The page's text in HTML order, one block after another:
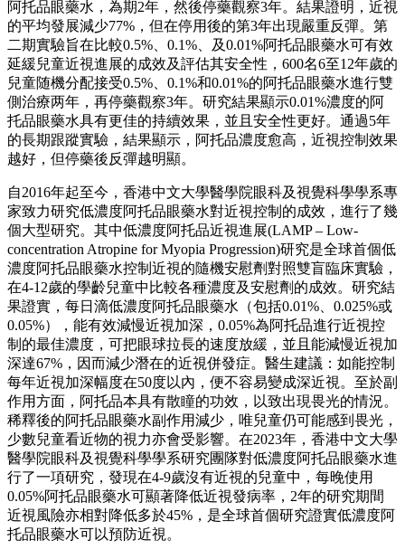
阿托品眼藥水，為期2年，然後停藥觀察3年。結果證明，近視
的平均發展減少77%，但在停用後的第3年出現嚴重反彈。第
二期實驗旨在比較0.5%、0.1%、及0.01%阿托品眼藥水可有效
延緩兒童近視進展的成效及評估其安全性，600名6至12年歲的
兒童随機分配接受0.5%、0.1%和0.01%的阿托品眼藥水進行雙
側治療两年，再停藥觀察3年。研究結果顯示0.01%濃度的阿
托品眼藥水具有更佳的持續效果，並且安全性更好。通過5年
的長期跟蹤實驗，結果顯示，阿托品濃度愈高，近視控制效果
越好，但停藥後反彈越明顯。
自2016年起至今，香港中文大學醫學院眼科及視覺科學學系專
家致力研究低濃度阿托品眼藥水對近視控制的成效，進行了幾
個大型研究。其中低濃度阿托品近視進展(LAMP – Low-
concentration Atropine for Myopia Progression)研究是全球首個低
濃度阿托品眼藥水控制近視的隨機安慰劑對照雙盲臨床實驗，
在4-12歲的學齡兒童中比較各種濃度及安慰劑的成效。研究結
果證實，每日滴低濃度阿托品眼藥水（包括0.01%、0.025%或
0.05%），能有效減慢近視加深，0.05%為阿托品進行近視控
制的最佳濃度，可把眼球拉長的速度放緩，並且能減慢近視加
深達67%，因而減少潛在的近視併發症。醫生建議：如能控制
每年近視加深幅度在50度以內，便不容易變成深近視。至於副
作用方面，阿托品本具有散瞳的功效，以致出現畏光的情況。
稀釋後的阿托品眼藥水副作用減少，唯兒童仍可能感到畏光，
少數兒童看近物的視力亦會受影響。在2023年，香港中文大學
醫學院眼科及視覺科學學系研究團隊對低濃度阿托品眼藥水進
行了一項研究，發現在4-9歲沒有近視的兒童中，每晚使用
0.05%阿托品眼藥水可顯著降低近視發病率，2年的研究期間
近視風險亦相對降低多於45%，是全球首個研究證實低濃度阿
托品眼藥水可以預防近視。